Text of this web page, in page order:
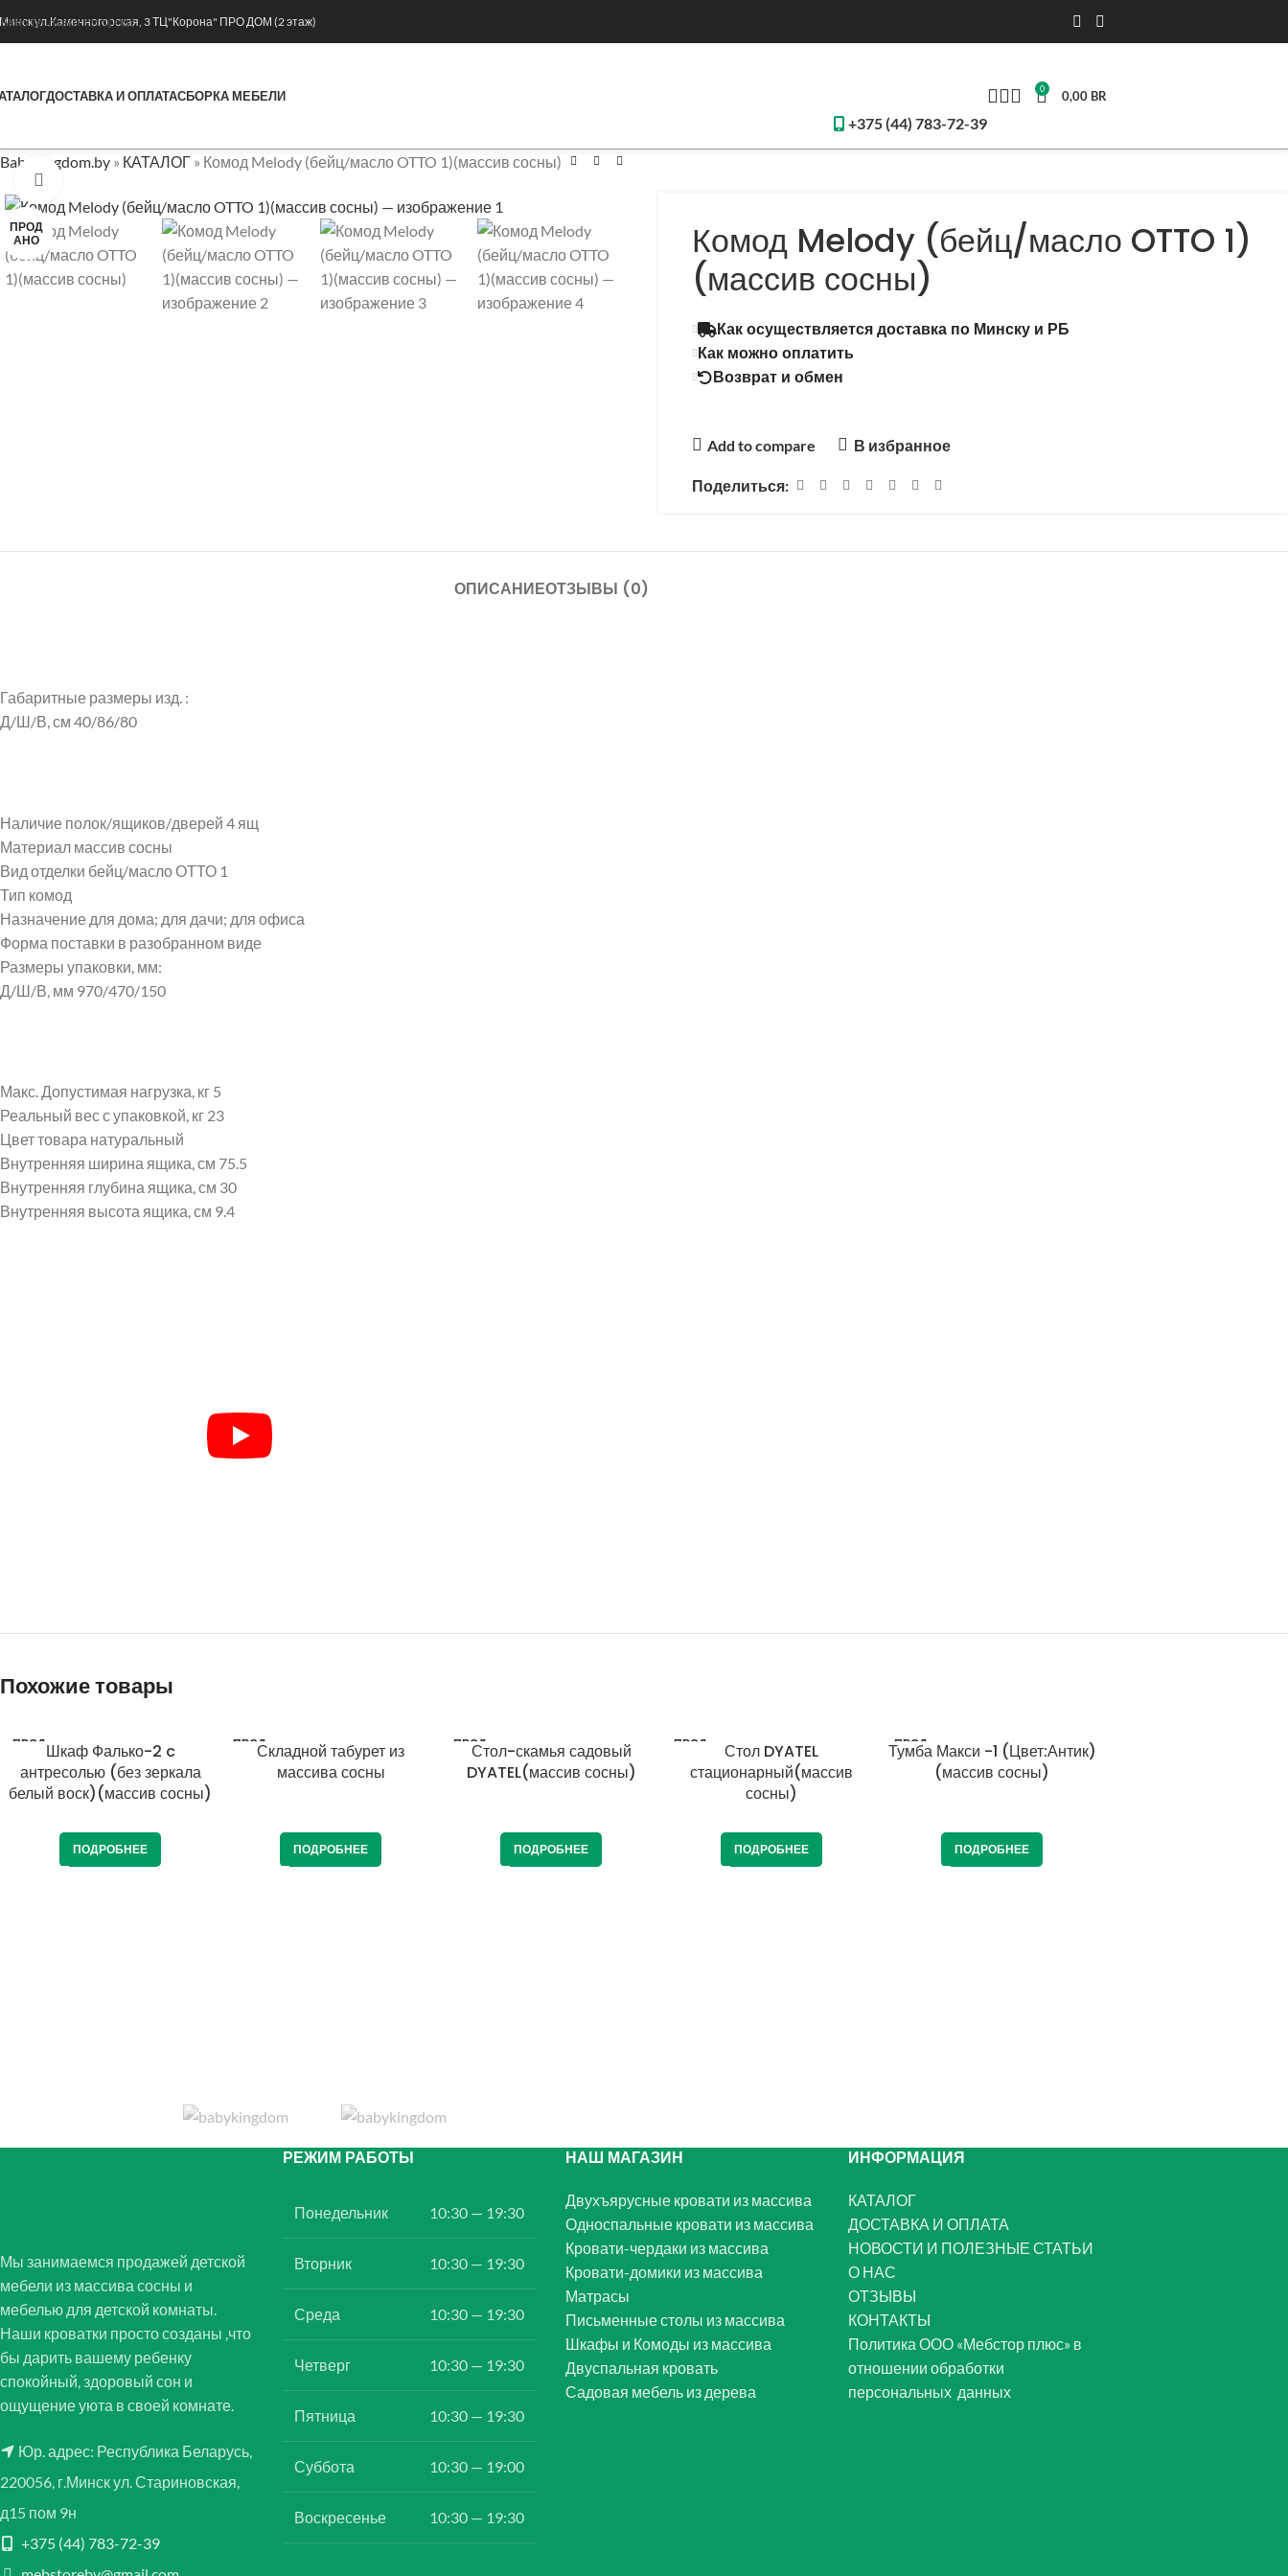
Skip to main content
Минск ул.Каменногорская, 3 ТЦ"Корона" ПРО ДОМ (2 этаж)
ДОСТАВКА И ОПЛАТАСБОРКА МЕБЕЛИ
+375 (44) 783-72-39
0 0,00 BR
Babykingdom.by » КАТАЛОГ » Комод Melody (бейц/масло OTTO 1)(массив сосны)
ПРОД
АНО
Комод Melody (бейц/масло OTTO 1)
(массив сосны)
Как осуществляется доставка по Минску и РБ
Как можно оплатить
Возврат и обмен
Add to compare В избранное
Поделиться:
ОПИСАНИЕОТЗЫВЫ (0)
Габаритные размеры изд. :
Д/Ш/В, см 40/86/80
Наличие полок/ящиков/дверей 4 ящ
Материал массив сосны
Вид отделки бейц/масло ОТТО 1
Тип комод
Назначение для дома; для дачи; для офиса
Форма поставки в разобранном виде
Размеры упаковки, мм:
Д/Ш/В, мм 970/470/150
Макс. Допустимая нагрузка, кг 5
Реальный вес с упаковкой, кг 23
Цвет товара натуральный
Внутренняя ширина ящика, см 75.5
Внутренняя глубина ящика, см 30
Внутренняя высота ящика, см 9.4
Похожие товары
ПРОДШкаф Фалько-2 c
антресолью (без зеркала
белый воск)(массив сосны)
ПОДРОБНЕЕ
ПРОД
АНОСкладной табурет из
массива сосны
ПОДРОБНЕЕ
ПРОД
АНОСтол-скамья садовый
DYATEL(массив сосны)
ПОДРОБНЕЕ
ПРОД
Стол DYATEL
стационарный(массив
сосны)
ПОДРОБНЕЕ
ПРОД
АНО
Тумба Макси -1 (Цвет:Антик)
(массив сосны)
ПОДРОБНЕЕ
Мы занимаемся продажей детской
мебели из массива сосны и
мебелью для детской комнаты.
Наши кроватки просто созданы ,что
бы дарить вашему ребенку
спокойный, здоровый сон и
ощущение уюта в своей комнате.
Юр. адрес: Республика Беларусь,
220056, г.Минск ул. Стариновская,
д15 пом 9н
+375 (44) 783-72-39
РЕЖИМ РАБОТЫ
Понедельник 10:30 — 19:30
Вторник 10:30 — 19:30
Среда 10:30 — 19:30
Четверг 10:30 — 19:30
Пятница 10:30 — 19:30
Суббота 10:30 — 19:00
Воскресенье 10:30 — 19:30
НАШ МАГАЗИН
Двухъярусные кровати из массива
Односпальные кровати из массива
Кровати-чердаки из массива
Кровати-домики из массива
Матрасы
Письменные столы из массива
Шкафы и Комоды из массива
Двуспальная кровать
Садовая мебель из дерева
ИНФОРМАЦИЯ
КАТАЛОГ
ДОСТАВКА И ОПЛАТА
НОВОСТИ И ПОЛЕЗНЫЕ СТАТЬИ
О НАС
ОТЗЫВЫ
КОНТАКТЫ
Политика ООО «Мебстор плюс» в
отношении обработки
персональных данных